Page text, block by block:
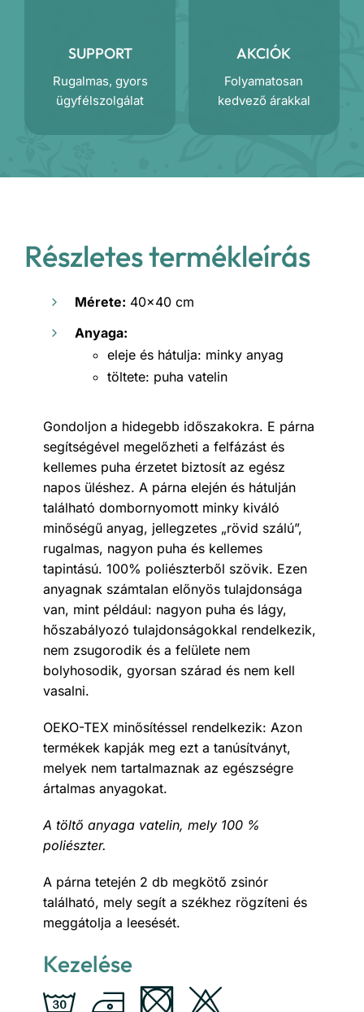
SUPPORT
Rugalmas, gyors
ügyfélszolgálat
AKCIÓK
Folyamatosan
kedvező árakkal
Részletes termékleírás
Mérete: 40×40 cm
Anyaga:
eleje és hátulja: minky anyag
töltete: puha vatelin
Gondoljon a hidegebb időszakokra. E párna
segítségével megelőzheti a felfázást és
kellemes puha érzetet biztosít az egész
napos üléshez. A párna elején és hátulján
található dombornyomott minky kiváló
minőségű anyag, jellegzetes „rövid szálú”,
rugalmas, nagyon puha és kellemes
tapintású. 100% poliészterből szövik. Ezen
anyagnak számtalan előnyös tulajdonsága
van, mint például: nagyon puha és lágy,
hőszabályozó tulajdonságokkal rendelkezik,
nem zsugorodik és a felülete nem
bolyhosodik, gyorsan szárad és nem kell
vasalni.
OEKO-TEX minősítéssel rendelkezik: Azon
termékek kapják meg ezt a tanúsítványt,
melyek nem tartalmaznak az egészségre
ártalmas anyagokat.
A töltő anyaga vatelin, mely 100 %
poliészter.
A párna tetején 2 db megkötő zsinór
található, mely segít a székhez rögzíteni és
meggátolja a leesését.
Kezelése